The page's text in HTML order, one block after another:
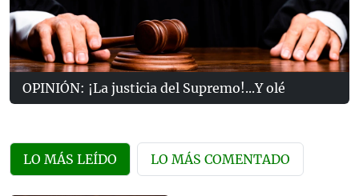
OPINIÓN: ¡La justicia del Supremo!...Y olé
LO MÁS LEÍDO LO MÁS COMENTADO